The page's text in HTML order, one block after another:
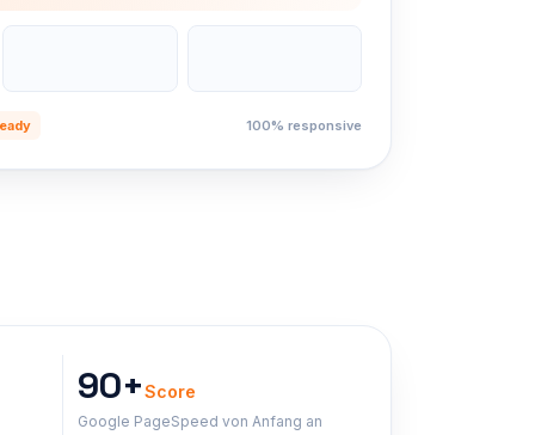
100% responsive
90+Score
Google PageSpeed von Anfang an